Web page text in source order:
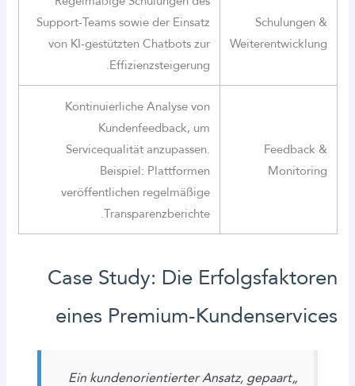
Schulungen &
Weiterentwicklung
Support-Teams sowie der Einsatz
von KI-gestützten Chatbots zur
Effizienzsteigerung.
Feedback &
Monitoring
Kontinuierliche Analyse von
Kundenfeedback, um
Servicequalität anzupassen.
Beispiel: Plattformen
veröffentlichen regelmäßige
Transparenzberichte.
Case Study: Die Erfolgsfaktoren
eines Premium-Kundenservices
„Ein kundenorientierter Ansatz, gepaart